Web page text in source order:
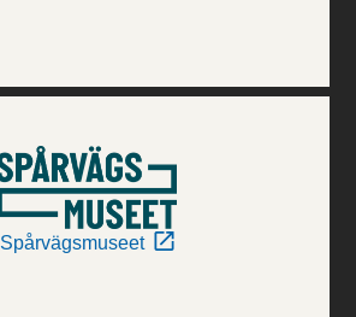
Spårvägsmuseet